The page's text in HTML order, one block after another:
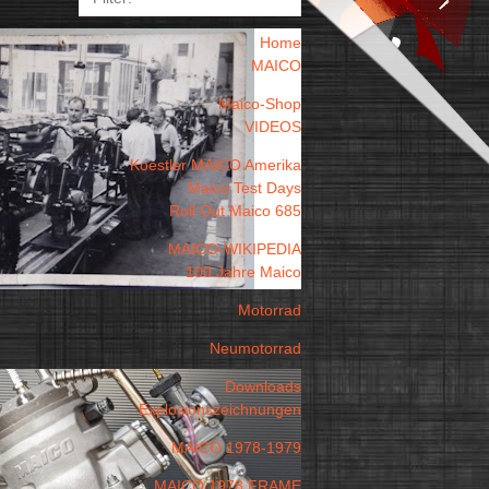
Home
MAICO
Maico-Shop
VIDEOS
Koestler MAICO Amerika
Maico Test Days
Roll Out Maico 685
MAICO-WIKIPEDIA
100 Jahre Maico
Motorrad
Neumotorrad
Downloads
Explosionszeichnungen
MAICO 1978-1979